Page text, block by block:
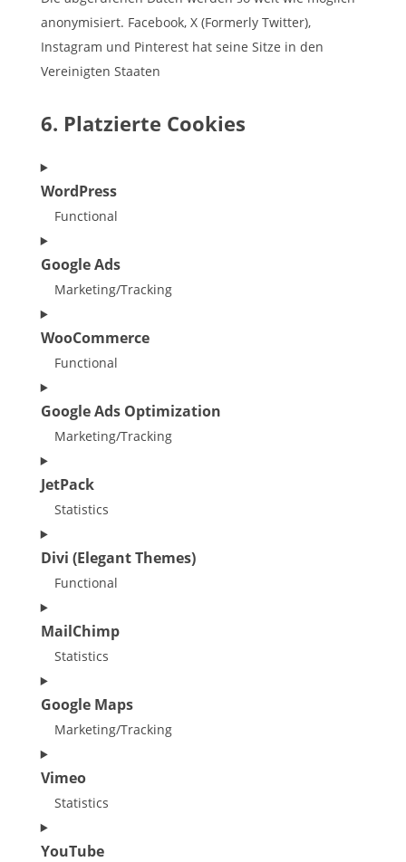
anonymisiert. Facebook, X (Formerly Twitter),
Instagram und Pinterest hat seine Sitze in den
Vereinigten Staaten
6. Platzierte Cookies
WordPress
Functional
Consent
to
service
wordpress
Google Ads
Marketing/Tracking
Consent
to
service
google-
ads
WooCommerce
Functional
Consent
to
service
woocommerce
Google Ads Optimization
Marketing/Tracking
Consent
to
service
google-
ads-
optimization
JetPack
Statistics
Consent
to
service
jetpack
Divi (Elegant Themes)
Functional
Consent
to
service
divi-
(elegant-
themes)
MailChimp
Statistics
Consent
to
service
mailchimp
Google Maps
Marketing/Tracking
Consent
to
service
google-
maps
Vimeo
Statistics
Consent
to
YouTube